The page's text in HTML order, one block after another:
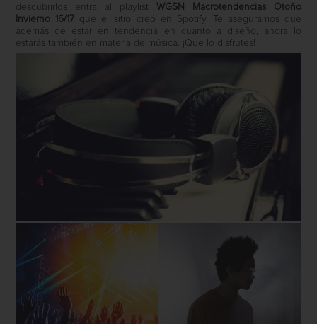
descubrirlos entra al playlist WGSN Macrotendencias Otoño
Invierno 16/17 que el sitio creó en Spotify. Te aseguramos que
además de estar en tendencia en cuanto a diseño, ahora lo
estarás también en materia de música. ¡Que lo disfrutes!